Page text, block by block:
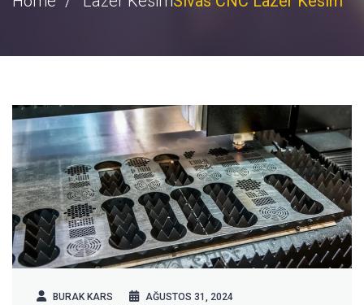
BURAK KARS
AĞUSTOS 31, 2024